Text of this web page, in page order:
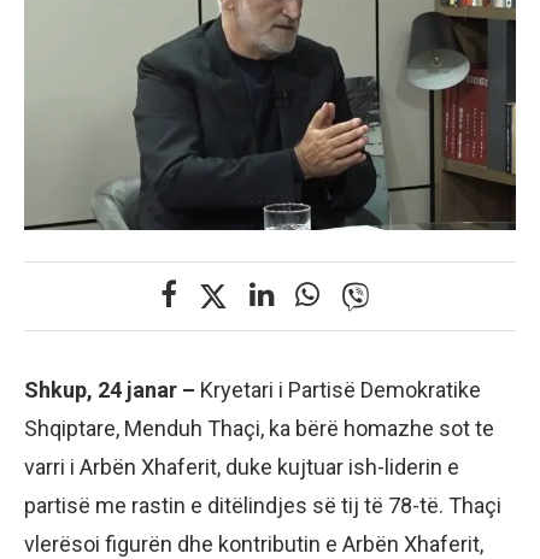
Shkup, 24 janar – Kryetari i Partisë Demokratike
Shqiptare, Menduh Thaçi, ka bërë homazhe sot te
varri i Arbën Xhaferit, duke kujtuar ish-liderin e
partisë me rastin e ditëlindjes së tij të 78-të. Thaçi
vlerësoi figurën dhe kontributin e Arbën Xhaferit,